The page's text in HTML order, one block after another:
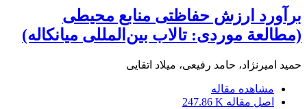
برآورد ارزش حفاظتی منابع محیطی
(مطالعة موردی: تالاب بین‌المللی میانکاله)
حمید امیرنژاد، حامد رفیعی، میلاد اتقایی
مشاهده مقاله
اصل مقاله 247.86 K